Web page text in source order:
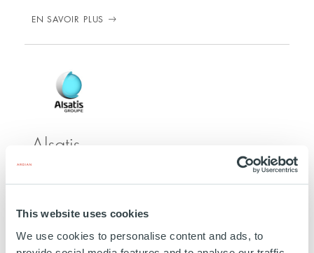
This website uses cookies
We use cookies to personalise content and ads, to
EN SAVOIR PLUS
Alsatis
FRANCE